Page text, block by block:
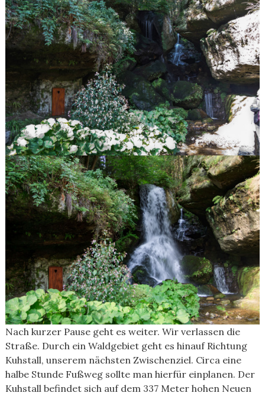
Nach kurzer Pause geht es weiter. Wir verlassen die
Straße. Durch ein Waldgebiet geht es hinauf Richtung
Kuhstall, unserem nächsten Zwischenziel. Circa eine
halbe Stunde Fußweg sollte man hierfür einplanen. Der
Kuhstall befindet sich auf dem 337 Meter hohen Neuen